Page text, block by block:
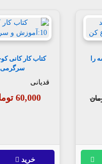
7:مدرسه را
قدیانی
60,000 تومان
خرید